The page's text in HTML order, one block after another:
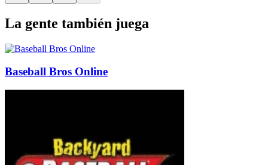
La gente también juega
Baseball Bros Online